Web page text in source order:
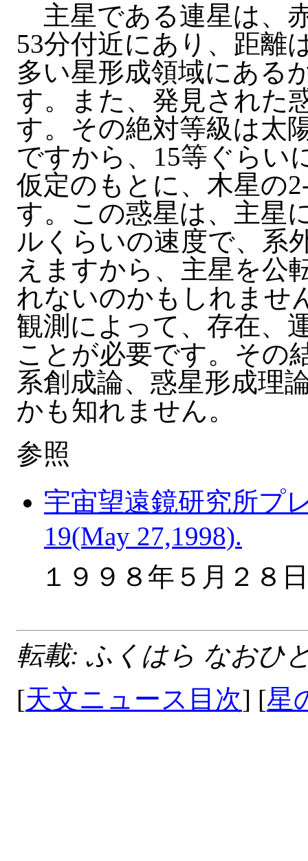
主星である連星は、
53分付近にあり、距離
多い星形成領域にある
す。また、発見された
す。その絶対等級は太
ですから、15等ぐらい
仮定のもとに、木星の
す。この惑星は、主星
ルくらいの速度で、系
えますから、主星を公
れないのかもしれませ
観測によって、存在、
ことが必要です。その
系創成論、惑星形成理
かも知れません。
参照
宇宙望遠鏡研究所プ
19(May 27,1998).
１９９８年５
転載: ふくはら なおひ
[天文ニュース目次] [星